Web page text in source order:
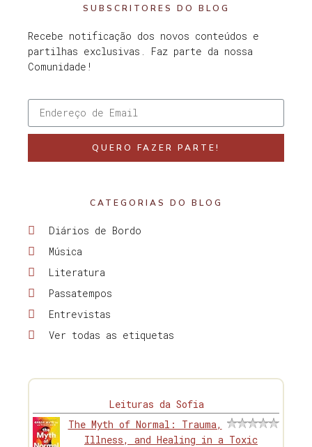
SUBSCRITORES DO BLOG
Recebe notificação dos novos conteúdos e
partilhas exclusivas. Faz parte da nossa
Comunidade!
QUERO FAZER PARTE!
CATEGORIAS DO BLOG
Diários de Bordo
Música
Literatura
Passatempos
Entrevistas
Ver todas as etiquetas
Leituras da Sofia
The Myth of Normal: Trauma,
Illness, and Healing in a Toxic